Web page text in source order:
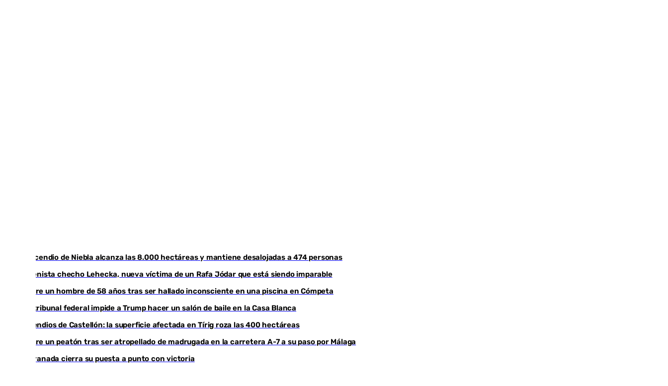
El incendio de Niebla alcanza las 8.000 hectáreas y mantiene desalojadas a 474 personas
El tenista checho Lehecka, nueva víctima de un Rafa Jódar que está siendo imparable
Muere un hombre de 58 años tras ser hallado inconsciente en una piscina en Cómpeta
Un tribunal federal impide a Trump hacer un salón de baile en la Casa Blanca
Incendios de Castellón: la superficie afectada en Tírig roza las 400 hectáreas
Muere un peatón tras ser atropellado de madrugada en la carretera A-7 a su paso por Málaga
El Granada cierra su puesta a punto con victoria